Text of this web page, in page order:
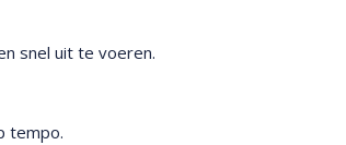
snel uit te voeren.
tempo.